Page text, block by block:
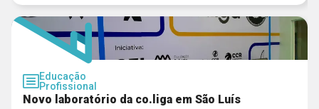
Educação
Profissional
Novo laboratório da co.liga em São Luís